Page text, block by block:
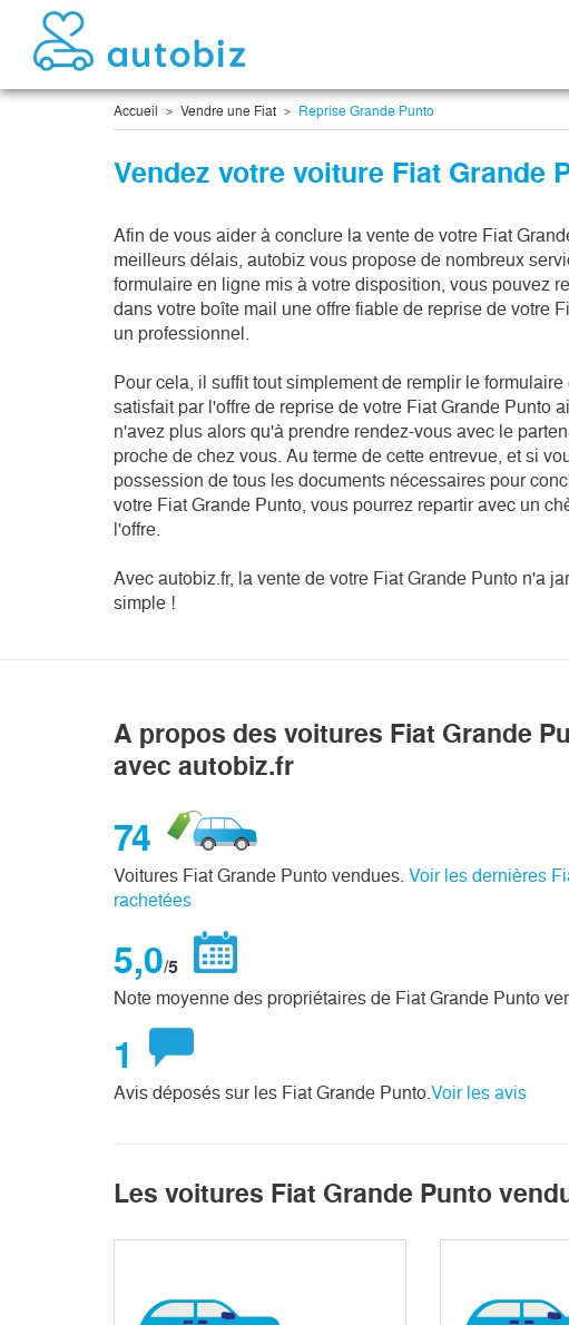
Accueil Vendre une Fiat Reprise Grande Punto
Vendez votre voiture Fiat Grande
Afin de vous aider à conclure la vente de votre Fiat
meilleurs délais, autobiz vous propose de nombreux
formulaire en ligne mis à votre disposition, vous pouvez
dans votre boîte mail une offre fiable de reprise de votre
un professionnel.
Pour cela, il suffit tout simplement de remplir le
satisfait par l'offre de reprise de votre Fiat Grande Punto
n'avez plus alors qu'à prendre rendez-vous avec le
proche de chez vous. Au terme de cette entrevue, et si
possession de tous les documents nécessaires pour
votre Fiat Grande Punto, vous pourrez repartir avec un
l'offre.
Avec autobiz.fr, la vente de votre Fiat Grande Punto n'a
simple !
A propos des voitures Fiat Grande
avec autobiz.fr
74
Voitures Fiat Grande Punto vendues. Voir les dernières
rachetées
5,0/5
Note moyenne des propriétaires de Fiat Grande Punto
1
Avis déposés sur les Fiat Grande Punto. Voir les avis
Les voitures Fiat Grande Punto